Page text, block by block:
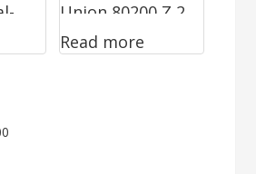
Union 80200 Z 2
Nadel
Read more